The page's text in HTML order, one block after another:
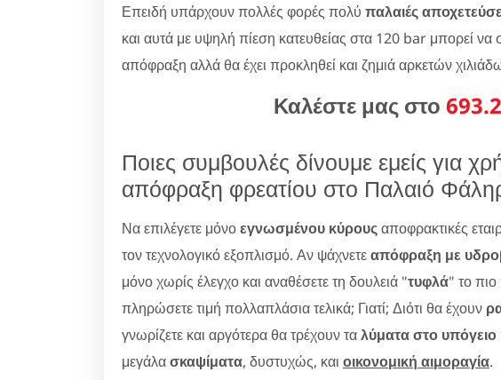
Επειδή υπάρχουν πολλές φορές πολύ παλαιές
και αυτά με υψηλή πίεση κατευθείας στα 120 bar μπορεί να
απόφραξη αλλά θα έχει προκληθεί και ζημιά αρκετών
Καλέστε μας στο
Ποιες συμβουλές δίνουμε εμείς για
απόφραξη φρεατίου στο Παλαιό
Να επιλέγετε μόνοεγνωσμένου κύρουςαποφρακτικές
τον τεχνολογικό εξοπλισμό. Αν ψάχνετεαπόφραξη με
μόνο χωρίς έλεγχο και αναθέσετε τη δουλειά "τυφλά" το πιο
πληρώσετε τιμή πολλαπλάσια τελικά; Γιατί; Διότι θα έχουν
γνωρίζετε και αργότερα θα τρέχουν ταλύματα στο υπόγειο
μεγάλασκαψίματα, δυστυχώς, και οικονομική αιμοραγία.